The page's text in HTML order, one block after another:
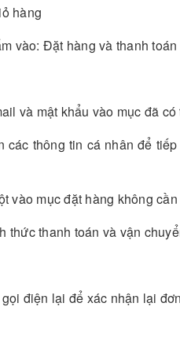
hàng
vào: Đặt hàng và thanh toán
và mật khẩu vào mục đã
thông tin cá nhân để
vào mục đặt hàng không
thanh toán và vận
điện lại để xác nhận lại